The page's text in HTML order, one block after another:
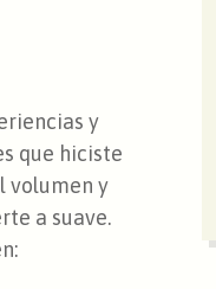
y
que hiciste
volumen y
a suave.